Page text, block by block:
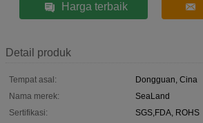
Harga terbaik
Detail produk
Tempat asal:
Dongguan, Cina
Nama merek:
SeaLand
Sertifikasi:
SGS,FDA, ROHS